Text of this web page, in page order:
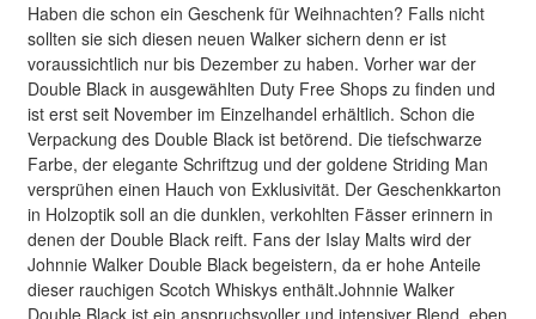
Haben die schon ein Geschenk für Weihnachten? Falls nicht
sollten sie sich diesen neuen Walker sichern denn er ist
voraussichtlich nur bis Dezember zu haben. Vorher war der
Double Black in ausgewählten Duty Free Shops zu finden und
ist erst seit November im Einzelhandel erhältlich. Schon die
Verpackung des Double Black ist betörend. Die tiefschwarze
Farbe, der elegante Schriftzug und der goldene Striding Man
versprühen einen Hauch von Exklusivität. Der Geschenkkarton
in Holzoptik soll an die dunklen, verkohlten Fässer erinnern in
denen der Double Black reift. Fans der Islay Malts wird der
Johnnie Walker Double Black begeistern, da er hohe Anteile
dieser rauchigen Scotch Whiskys enthält.Johnnie Walker